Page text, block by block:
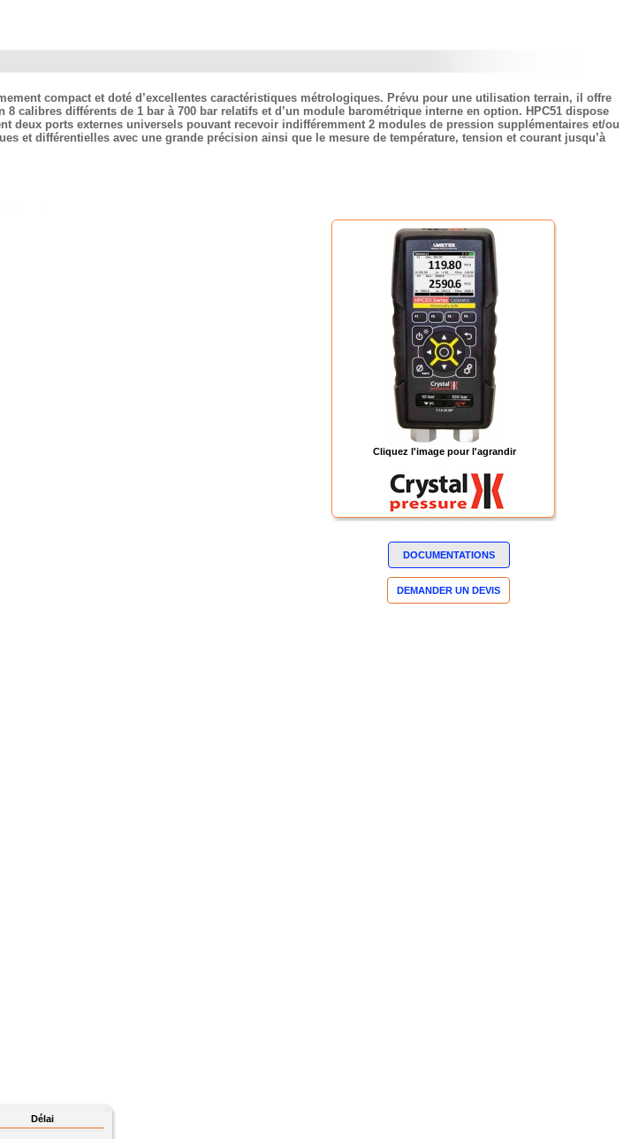
compact et doté d’excellentes caractéristiques métrologiques. Prévu pour une utilisation terrain, il offre
calibres différents de 1 bar à 700 bar relatifs et d’un module barométrique interne en option. HPC51 dispose
deux ports externes universels pouvant recevoir indifféremment 2 modules de pression supplémentaires et/ou
et différentielles avec une grande précision ainsi que le mesure de température, tension et courant jusqu’à
Cliquez l'image pour l'agrandir
DOCUMENTATIONS
DEMANDER UN DEVIS
Délai